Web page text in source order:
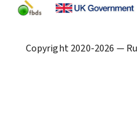
Copyright 2020-2026 —